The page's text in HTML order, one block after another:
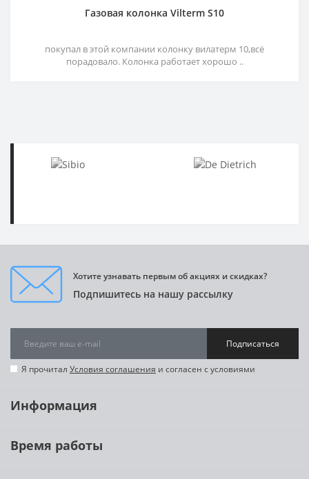
Газовая колонка Vilterm S10
покупал в этой компании колонку вилатерм 10,всё
порадовало. Колонка работает хорошо ..
Хотите узнавать первым об акциях и скидках?
Подпишитесь на нашу рассылку
Подписаться
Я прочитал Условия соглашения и согласен с условиями
Информация
Время работы